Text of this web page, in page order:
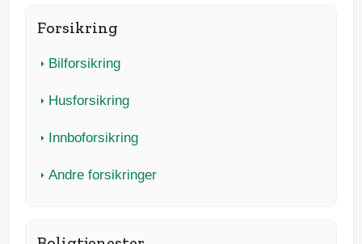
Forsikring
Bilforsikring
Husforsikring
Innboforsikring
Andre forsikringer